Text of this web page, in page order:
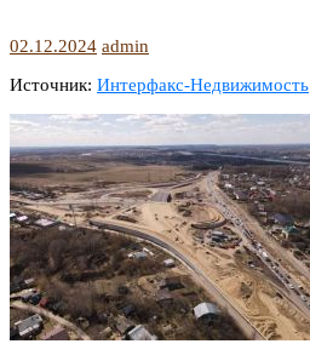
02.12.2024 admin
Источник: Интерфакс-Недвижимость